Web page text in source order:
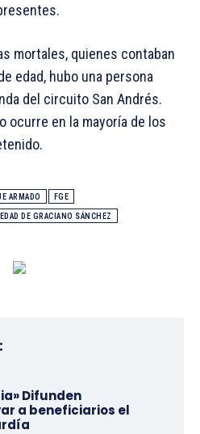
mortales, quienes contaban
edad, hubo una persona
del circuito San Andrés.
ocurre en la mayoría de los
ARMADO FGE
DE GRACIANO SÁNCHEZ
Difunden
a beneficiarios el